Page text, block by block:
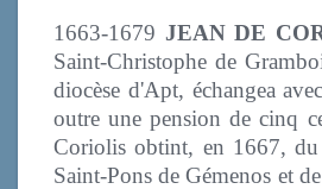
1663-1679 JEAN DE
Saint-Christophe de
diocèse d'Apt, échangea
outre une pension de cinq
Coriolis obtint, en 1667, du
Saint-Pons de Gémenos et